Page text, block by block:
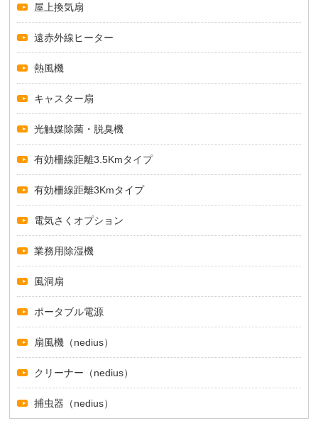
屋上換気扇
遠赤外線ヒーター
熱風機
キャスター扇
光触媒除菌・脱臭機
有効柵線距離3.5Kmタイプ
有効柵線距離3Kmタイプ
電気さくオプション
業務用除湿機
風洞扇
ポータブル電源
扇風機（nedius）
クリーナー（nedius）
捕虫器（nedius）